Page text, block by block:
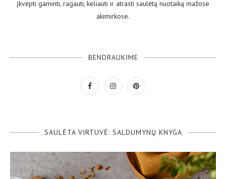
įkvėpti gaminti, ragauti, keliauti ir atrasti saulėtą nuotaiką mažose
akimirkose.
BENDRAUKIME
SAULĖTA VIRTUVĖ: SALDUMYNŲ KNYGA